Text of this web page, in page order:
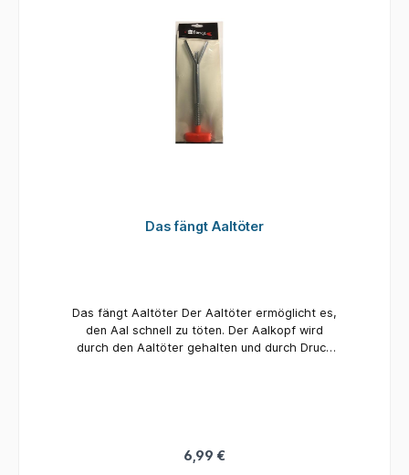
Das fängt Aaltöter
Das fängt Aaltöter Der Aaltöter ermöglicht es,
den Aal schnell zu töten. Der Aalkopf wird
durch den Aaltöter gehalten und durch Druck
6,99 €